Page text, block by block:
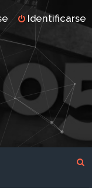
Identificarse